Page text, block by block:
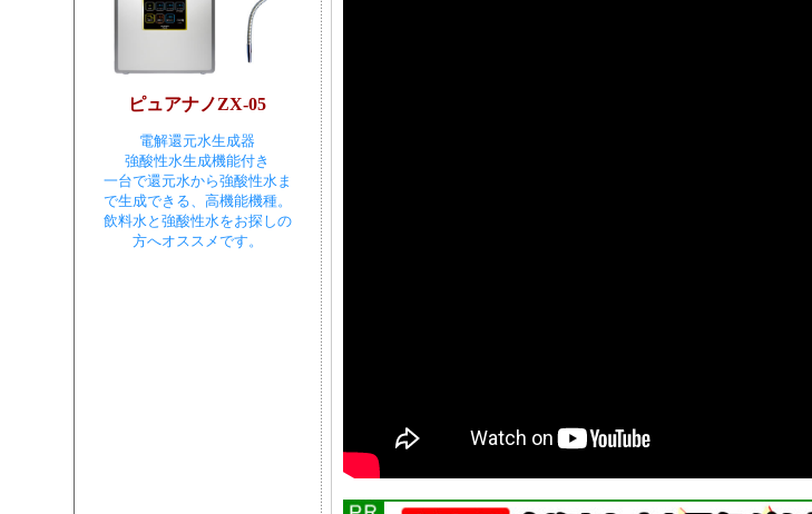
ピュアナノZX-05
電解還元水生成器
強酸性水生成機能付き
一台で還元水から強酸性水ま
で生成できる、高機能機種。
飲料水と強酸性水をお探しの
方へオススメです。